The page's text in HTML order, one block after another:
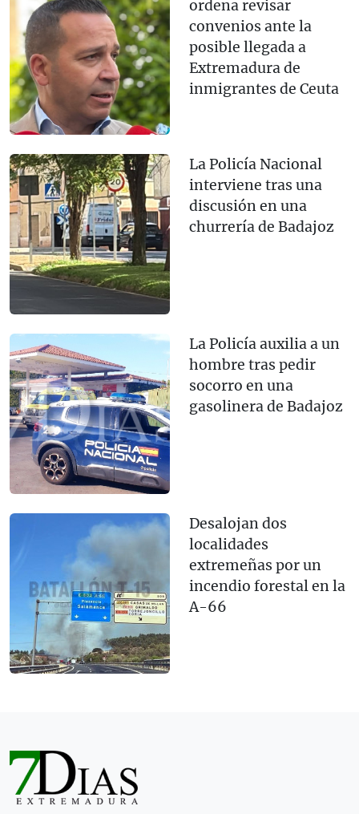
ordena revisar
convenios ante la
posible llegada a
Extremadura de
inmigrantes de Ceuta
La Policía Nacional
interviene tras una
discusión en una
churrería de Badajoz
La Policía auxilia a un
hombre tras pedir
socorro en una
gasolinera de Badajoz
Desalojan dos
localidades
extremeñas por un
incendio forestal en la
A-66